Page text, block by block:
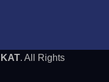
. All Rights